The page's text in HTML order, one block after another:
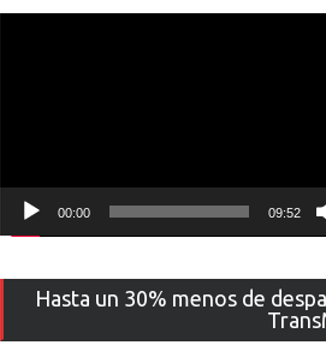
00:00 09:52
Hasta un 30% menos de